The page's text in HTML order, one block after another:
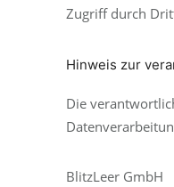
Zugriff durch
Hinweis zur
Die
BlitzLeer GmbH